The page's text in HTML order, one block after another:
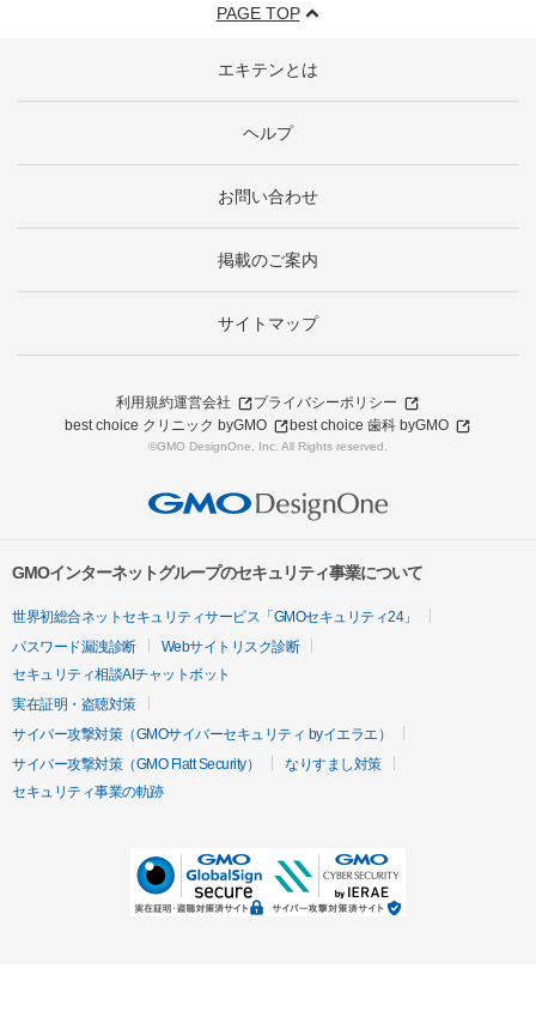
PAGE TOP
エキテンとは
ヘルプ
お問い合わせ
掲載のご案内
サイトマップ
利用規約運営会社
プライバシーポリシー
best choice クリニック byGMO
best choice 歯科 byGMO
©GMO DesignOne, Inc. All Rights reserved.
GMOインターネットグループのセキュリティ事業について
世界初総合ネットセキュリティサービス「GMOセキュリティ24」
パスワード漏洩診断
Webサイトリスク診断
セキュリティ相談AIチャットボット
実在証明・盗聴対策
サイバー攻撃対策（GMOサイバーセキュリティ byイエラエ）
サイバー攻撃対策（GMO Flatt Security）
なりすまし対策
セキュリティ事業の軌跡